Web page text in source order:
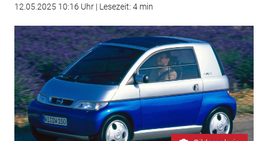
12.05.2025 10:16 Uhr | Lesezeit: 4 min